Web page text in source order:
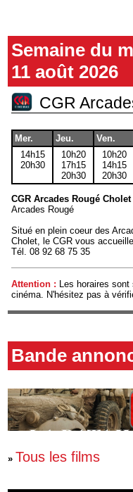
Semaine du
11 août 2026
CGR
Mer. Jeu. Ven.
14h15
20h30
10h20
17h15
20h30
10h20
14h15
20h30
CGR Arcades Rougé Cholet
Arcades Rougé
Situé en plein coeur des
Cholet, le CGR vous
Tél.08 92 68 75 35
Attention : Les horaires
cinéma. N'hésitez pas à
Bande
» Tous les films